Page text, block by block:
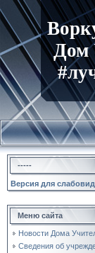
Дом
-----
Версия для
Меню сайта
Новости Дома
Сведения об